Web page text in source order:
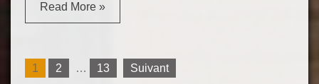
Read More »
Pagination
des
1 2 … 13 Suivant